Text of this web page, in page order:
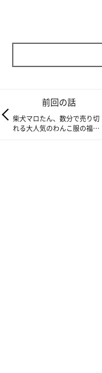
前回の話
柴犬マロたん、数分で売り切
れる大人気のわんこ服の福袋